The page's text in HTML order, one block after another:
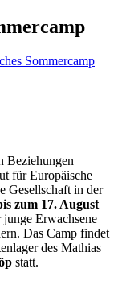
Sommercamp
Beziehungen
für Europäische
Gesellschaft in der
zum 17. August
Erwachsene
Das Camp findet
des Mathias
statt.